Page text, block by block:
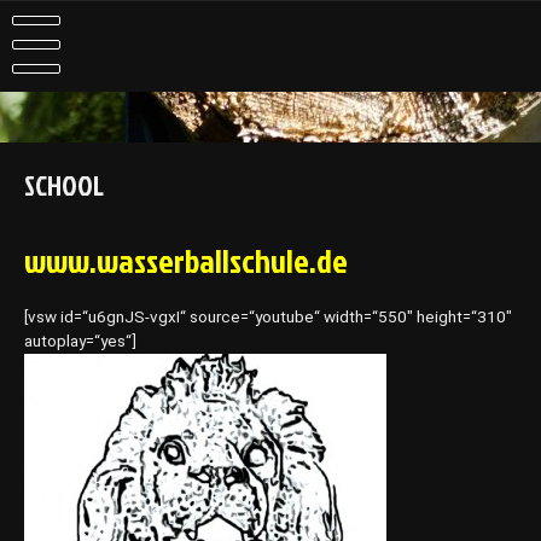
Skip
to
content
SCHOOL
www.wasserballschule.de
[vsw id=“u6gnJS-vgxI“ source=“youtube“ width=“550″ height=“310″
autoplay=“yes“]